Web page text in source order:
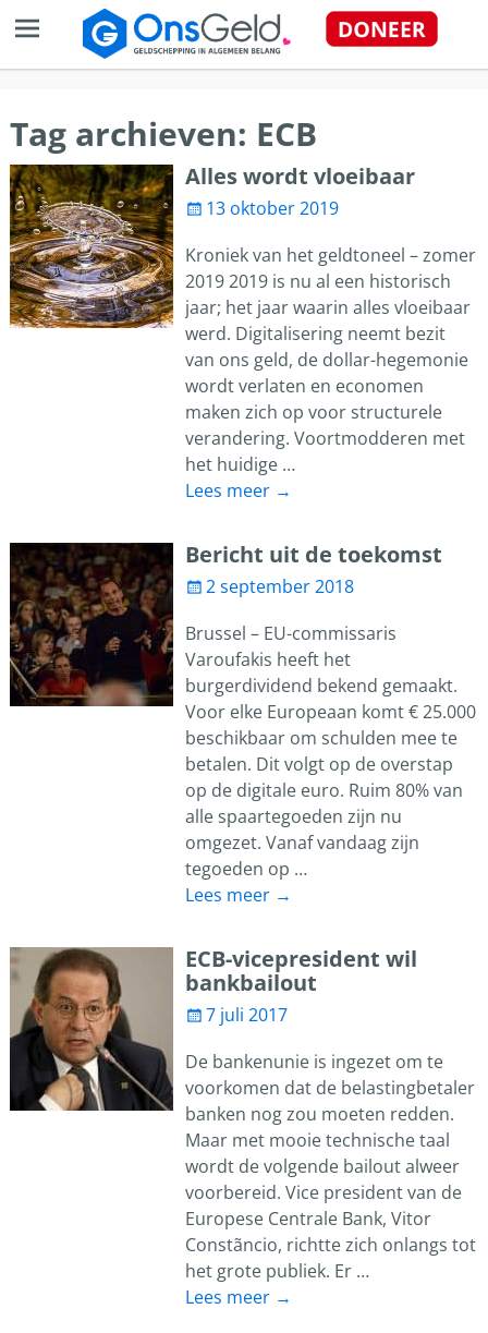
Tag archieven: ECB
Alles wordt vloeibaar
13 oktober 2019
Kroniek van het geldtoneel – zomer
2019 2019 is nu al een historisch
jaar; het jaar waarin alles vloeibaar
werd. Digitalisering neemt bezit
van ons geld, de dollar-hegemonie
wordt verlaten en economen
maken zich op voor structurele
verandering. Voortmodderen met
het huidige …
Lees meer →
Bericht uit de toekomst
2 september 2018
Brussel – EU-commissaris
Varoufakis heeft het
burgerdividend bekend gemaakt.
Voor elke Europeaan komt € 25.000
beschikbaar om schulden mee te
betalen. Dit volgt op de overstap
op de digitale euro. Ruim 80% van
alle spaartegoeden zijn nu
omgezet. Vanaf vandaag zijn
tegoeden op …
Lees meer →
ECB-vicepresident wil
bankbailout
7 juli 2017
De bankenunie is ingezet om te
voorkomen dat de belastingbetaler
banken nog zou moeten redden.
Maar met mooie technische taal
wordt de volgende bailout alweer
voorbereid. Vice president van de
Europese Centrale Bank, Vitor
Constãncio, richtte zich onlangs tot
het grote publiek. Er …
Lees meer →